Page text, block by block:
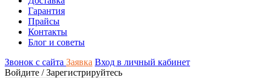
Гарантия
Прайсы
Контакты
Блог и советы
Звонок с сайта Заявка Вход в личный кабинет
Войдите /Зарегистрируйтесь